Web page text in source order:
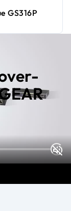
données à
GS316P